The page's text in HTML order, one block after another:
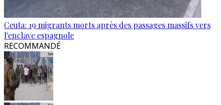
Ceuta: 19 migrants morts après des passages massifs vers
l'enclave espagnole
RECOMMANDÉ